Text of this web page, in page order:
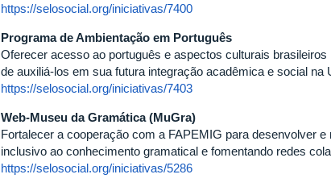
https://selosocial.org/iniciativas/7400
Programa de Ambientação em Português
Oferecer acesso ao português e aspectos culturais
de auxiliá-los em sua futura integração acadêmica e social na
https://selosocial.org/iniciativas/7403
Web-Museu da Gramática (MuGra)
Fortalecer a cooperação com a FAPEMIG para desenvolver
inclusivo ao conhecimento gramatical e fomentando redes
https://selosocial.org/iniciativas/5286